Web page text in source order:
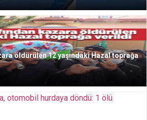
öldürülen 12 yaşındaki Hazal toprağa